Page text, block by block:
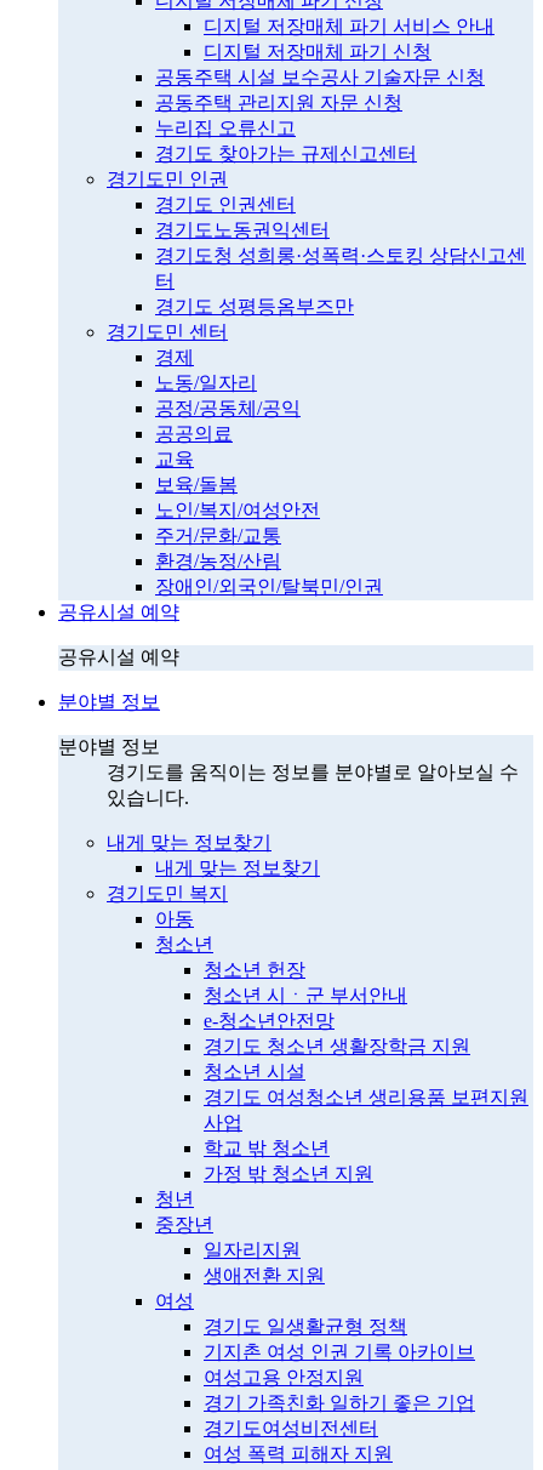
디지털 저장매체 파기 서비스 안내
디지털 저장매체 파기 신청
공동주택 시설 보수공사 기술자문 신청
공동주택 관리지원 자문 신청
누리집 오류신고
경기도 찾아가는 규제신고센터
경기도민 인권
경기도 인권센터
경기도노동권익센터
경기도청 성희롱·성폭력·스토킹 상담신고센
터
경기도 성평등옴부즈만
경기도민 센터
경제
노동/일자리
공정/공동체/공익
공공의료
교육
보육/돌봄
노인/복지/여성안전
주거/문화/교통
환경/농정/산림
장애인/외국인/탈북민/인권
공유시설 예약
공유시설 예약
분야별 정보
분야별 정보
경기도를 움직이는 정보를 분야별로 알아보실 수
있습니다.
내게 맞는 정보찾기
내게 맞는 정보찾기
경기도민 복지
아동
청소년
청소년 헌장
청소년 시ㆍ군 부서안내
e-청소년안전망
경기도 청소년 생활장학금 지원
청소년 시설
경기도 여성청소년 생리용품 보편지원
사업
학교 밖 청소년
가정 밖 청소년 지원
청년
중장년
일자리지원
생애전환 지원
여성
경기도 일생활균형 정책
기지촌 여성 인권 기록 아카이브
여성고용 안정지원
경기 가족친화 일하기 좋은 기업
경기도여성비전센터
여성 폭력 피해자 지원